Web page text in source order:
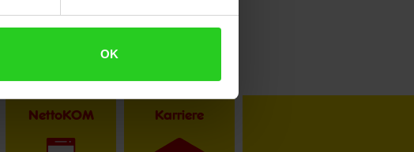
OK
NettoKOM Karriere